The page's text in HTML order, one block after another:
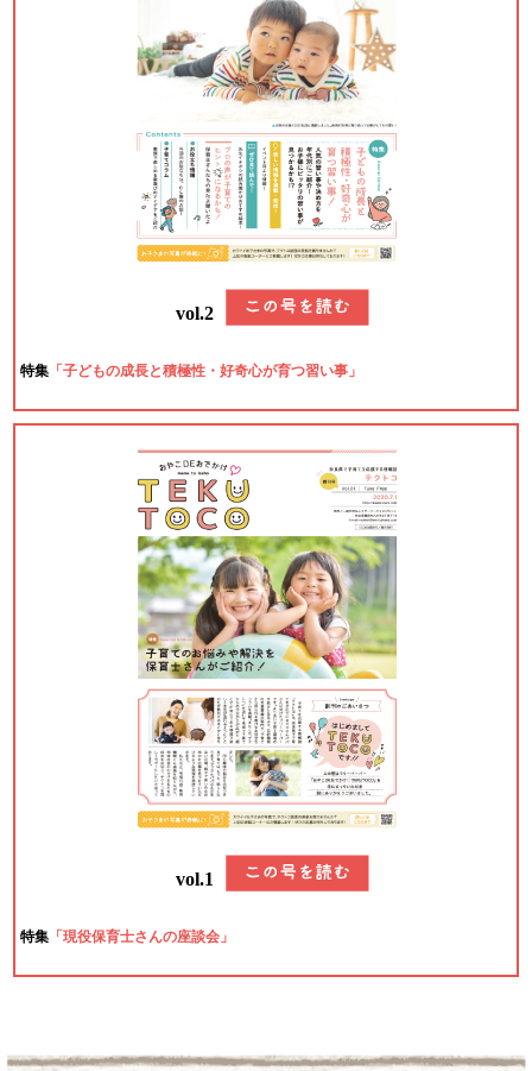
vol.2
特集 「子どもの成長と積極性・好奇心が育つ習い事」
vol.1
特集 「現役保育士さんの座談会」